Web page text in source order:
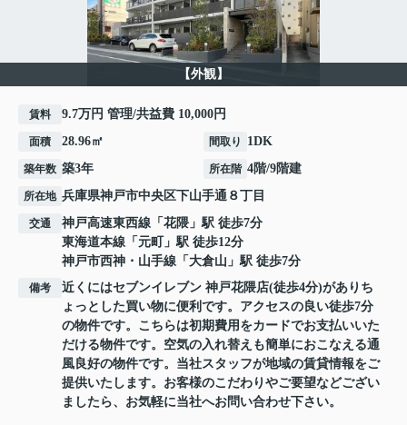
【外観】
賃料 9.7万円 管理/共益費 10,000円
面積 28.96㎡ 間取り 1DK
築年数 築3年 所在階 4階/9階建
所在地 兵庫県神戸市中央区下山手通 ８丁目
交通 神戸高速東西線 「 花隈 」駅 徒歩7分
東海道本線 「 元町
」駅 徒歩12分
神戸市西神・山手線 「 大倉山 」駅 徒歩7分
備考
近くにはセブンイレブン 神戸花隈店(徒歩4分)がありち
ょっとした買い物に便利です。アクセスの良い徒歩7分
の物件です。こちらは初期費用をカードでお支払いいた
だける物件です。空気の入れ替えも簡単におこなえる通
風良好の物件です。当社スタッフが地域の賃貸情報をご
提供いたします。お客様のこだわりやご要望などござい
ましたら、お気軽に当社へお問い合わせ下さい。